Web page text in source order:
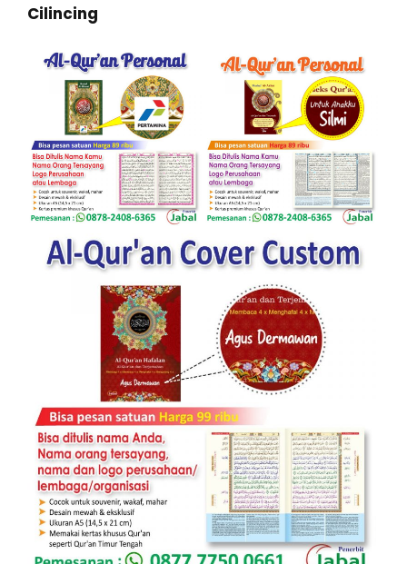
Cilincing